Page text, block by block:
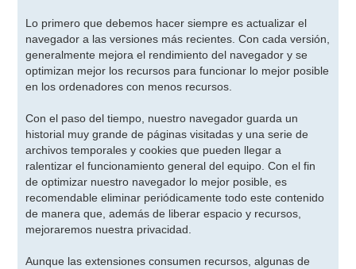
Lo primero que debemos hacer siempre es actualizar el
navegador a las versiones más recientes. Con cada versión,
generalmente mejora el rendimiento del navegador y se
optimizan mejor los recursos para funcionar lo mejor posible
en los ordenadores con menos recursos.
Con el paso del tiempo, nuestro navegador guarda un
historial muy grande de páginas visitadas y una serie de
archivos temporales y cookies que pueden llegar a
ralentizar el funcionamiento general del equipo. Con el fin
de optimizar nuestro navegador lo mejor posible, es
recomendable eliminar periódicamente todo este contenido
de manera que, además de liberar espacio y recursos,
mejoraremos nuestra privacidad.
Aunque las extensiones consumen recursos, algunas de